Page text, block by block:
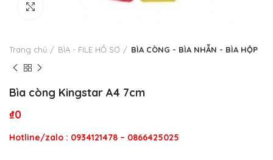
Trang chủ BÌA - FILE HỒ SƠ BÌA CÒNG - BÌA NHẪN - BÌA HỘP
Bìa còng Kingstar A4 7cm
₫0
Hotline/zalo : 0934121478 – 0866425025